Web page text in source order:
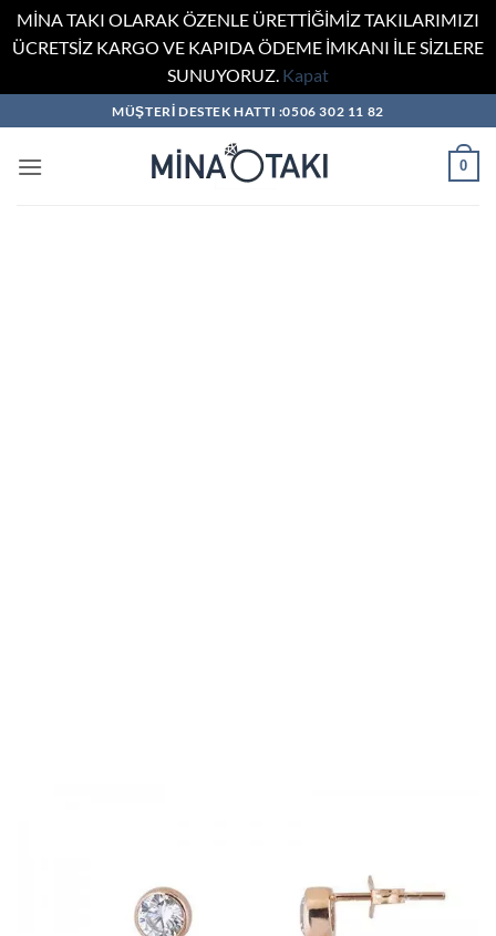
MİNA TAKI OLARAK ÖZENLE ÜRETTİĞİMİZ TAKILARIMIZI
ÜCRETSİZ KARGO VE KAPIDA ÖDEME İMKANI İLE SİZLERE
SUNUYORUZ. Kapat
atla
MÜŞTERİ DESTEK HATTI :0506 302 11 82
0